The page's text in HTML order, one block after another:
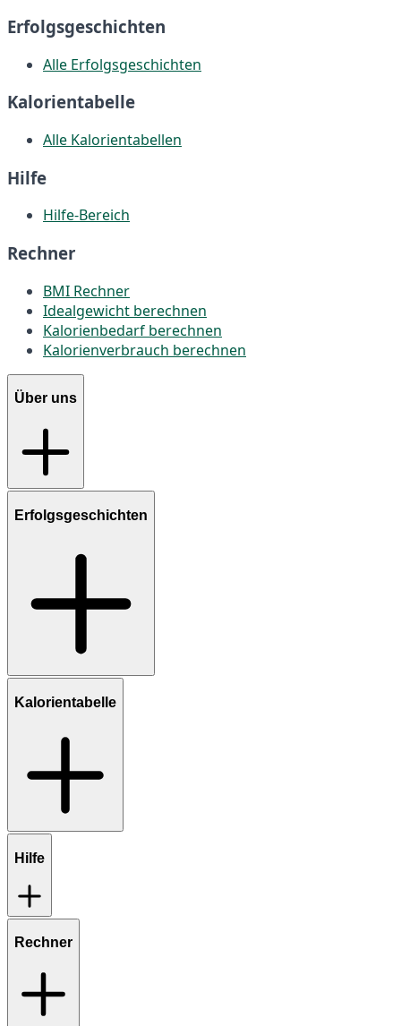
Erfolgsgeschichten
Alle Erfolgsgeschichten
Kalorientabelle
Alle Kalorientabellen
Hilfe
Hilfe-Bereich
Rechner
BMI Rechner
Idealgewicht berechnen
Kalorienbedarf berechnen
Kalorienverbrauch berechnen
Über uns
Erfolgsgeschichten
Kalorientabelle
Hilfe
Rechner